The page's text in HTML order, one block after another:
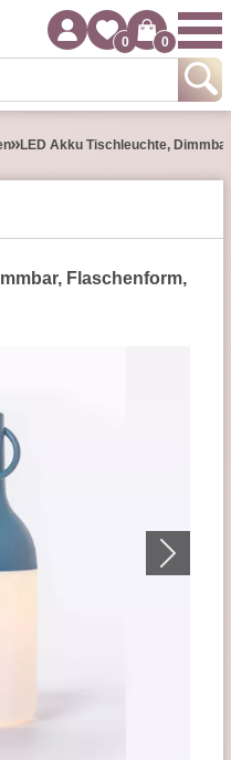
0 0
LED Akku Tischleuchte,
Flaschenform,